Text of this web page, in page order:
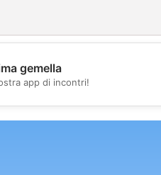
gemella
app di incontri!